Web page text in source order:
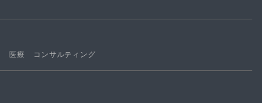
医療 コンサルティング